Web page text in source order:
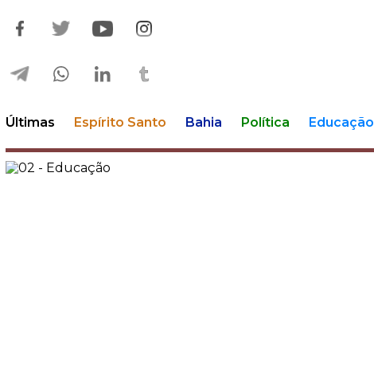
Últimas Espírito Santo Bahia Política Educação